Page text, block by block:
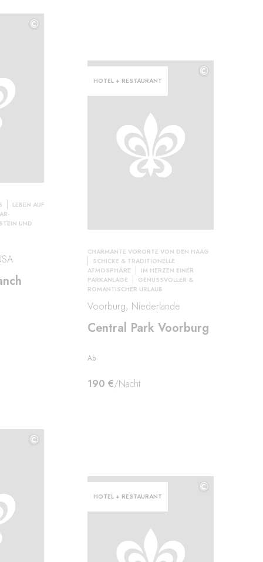
©
LEBEN AUF
UND
HOTEL + RESTAURANT
©
CHARMANTE VORORTE VON DEN HAAG
SCHICKE & TRADITIONELLE
ATMOSPHÄRE
IM HERZEN EINER
PARKANLAGE
GENUSSVOLLER &
ROMANTISCHER URLAUB
Voorburg, Niederlande
Central Park Voorburg
Ab
190 €/Nacht
©
HOTEL + RESTAURANT
©